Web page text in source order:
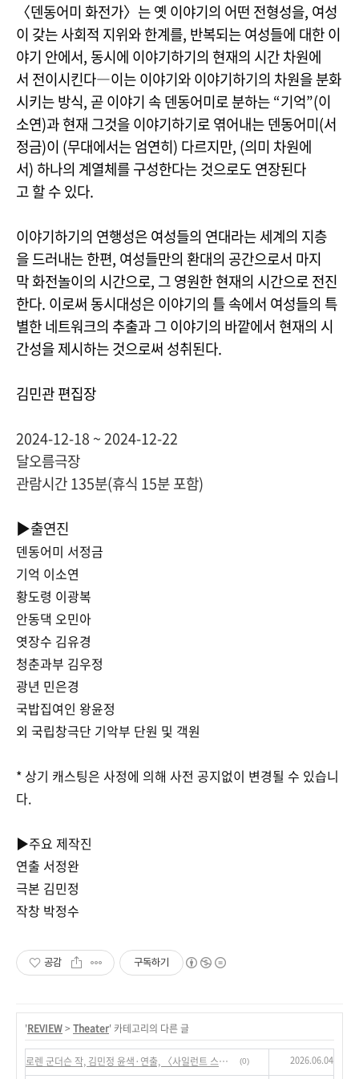
〈덴동어미 화전가〉는 옛 이야기의 어떤 전형성을, 여성
이 갖는 사회적 지위와 한계를, 반복되는 여성들에 대한 이
야기 안에서, 동시에 이야기하기의 현재의 시간 차원에
서 전이시킨다―이는 이야기와 이야기하기의 차원을 분화
시키는 방식, 곧 이야기 속 덴동어미로 분하는 “기억”(이
소연)과 현재 그것을 이야기하기로 엮어내는 덴동어미(서
정금)이 (무대에서는 엄연히) 다르지만, (의미 차원에
서) 하나의 계열체를 구성한다는 것으로도 연장된다
고 할 수 있다.
이야기하기의 연행성은 여성들의 연대라는 세계의 지층
을 드러내는 한편, 여성들만의 환대의 공간으로서 마지
막 화전놀이의 시간으로, 그 영원한 현재의 시간으로 전진
한다. 이로써 동시대성은 이야기의 틀 속에서 여성들의 특
별한 네트워크의 추출과 그 이야기의 바깥에서 현재의 시
간성을 제시하는 것으로써 성취된다.
김민관 편집장
2024-12-18 ~ 2024-12-22
달오름극장
관람시간135분(휴식 15분 포함)
▶출연진
덴동어미 서정금
기억 이소연
황도령 이광복
안동댁 오민아
엿장수 김유경
청춘과부 김우정
광년 민은경
국밥집여인 왕윤정
외 국립창극단 기악부 단원 및 객원
* 상기 캐스팅은 사정에 의해 사전 공지없이 변경될 수 있습니
다.
▶주요 제작진
연출 서정완
극본 김민정
작창 박정수
공감 구독하기
'REVIEW> Theater' 카테고리의 다른 글
로렌 군더슨 작, 김민정 윤색·연출, 〈사일런트 스카이〉: 우주라는 질서의 숭고함에 대한 서사, 그리고 남는 미완의 부유물들 (0) 2026.06.04